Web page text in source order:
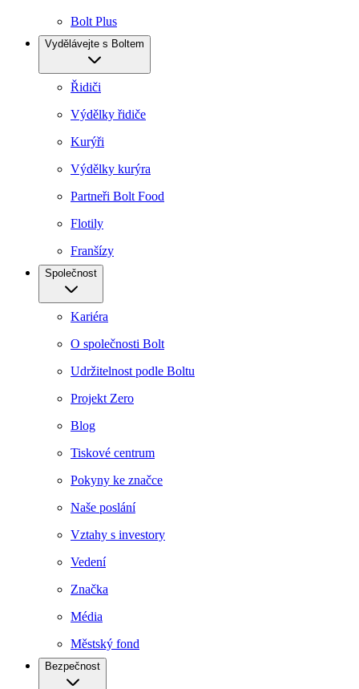
Bolt Plus
Vydělávejte s Boltem
Řidiči
Výdělky řidiče
Kurýři
Výdělky kurýra
Partneři Bolt Food
Flotily
Franšízy
Společnost
Kariéra
O společnosti Bolt
Udržitelnost podle Boltu
Projekt Zero
Blog
Tiskové centrum
Pokyny ke značce
Naše poslání
Vztahy s investory
Vedení
Značka
Média
Městský fond
Bezpečnost